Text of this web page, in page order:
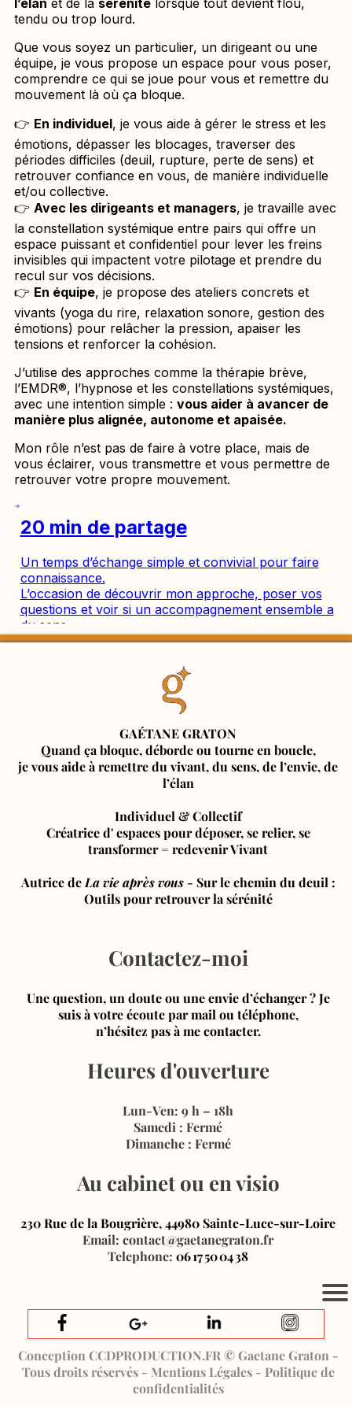
GAÉTANE GRATON
Quand ça bloque, déborde ou tourne en boucle,
je vous aide à remettre du vivant, du sens, de l’envie, de
l’élan
Individuel & Collectif
Créatrice d' espaces pour déposer, se relier, se
transformer = redevenir Vivant
Autrice deLa vie après vous - Sur le chemin du deuil :
Outils pour retrouver la sérénité
Contactez-moi
Une question, un doute ou une envie d’échanger ? Je
suis à votre écoute par mail ou téléphone,
n’hésitez pas à me contacter.
Heures d'ouverture
Lun-Ven: 9 h – 18h
Samedi : Fermé
Dimanche : Fermé
Au cabinet ou en visio
230 Rue de la Bougrière, 44980 Sainte‑Luce‑sur‑Loire
Email: contact@gaetanegraton.fr
Telephone: 06 17 50 04 38
Conception CCDPRODUCTION.FR © Gaetane Graton -
Tous droits réservés - Mentions Légales - Politique de
confidentialités